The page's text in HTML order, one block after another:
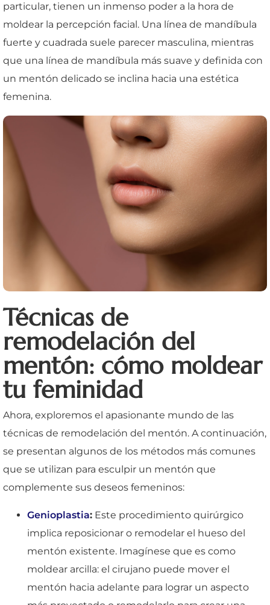
particular, tienen un inmenso poder a la hora de
moldear la percepción facial. Una línea de mandíbula
fuerte y cuadrada suele parecer masculina, mientras
que una línea de mandíbula más suave y definida con
un mentón delicado se inclina hacia una estética
femenina.
Técnicas de
remodelación del
mentón: cómo moldear
tu feminidad
Ahora, exploremos el apasionante mundo de las
técnicas de remodelación del mentón. A continuación,
se presentan algunos de los métodos más comunes
que se utilizan para esculpir un mentón que
complemente sus deseos femeninos:
Genioplastia: Este procedimiento quirúrgico
implica reposicionar o remodelar el hueso del
mentón existente. Imagínese que es como
moldear arcilla: el cirujano puede mover el
mentón hacia adelante para lograr un aspecto